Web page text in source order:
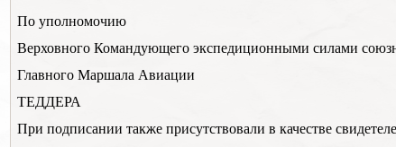
По уполномочию
Верховного Командующего экспедиционными силами
Главного Маршала Авиации
ТЕДДЕРА
При подписании также присутствовали в качестве